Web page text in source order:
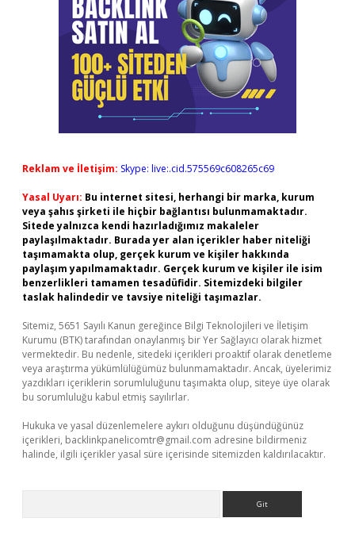
Reklam ve İletişim: Skype: live:.cid.575569c608265c69
Yasal Uyarı: Bu internet sitesi, herhangi bir marka, kurum
veya şahıs şirketi ile hiçbir bağlantısı bulunmamaktadır.
Sitede yalnızca kendi hazırladığımız makaleler
paylaşılmaktadır. Burada yer alan içerikler haber niteliği
taşımamakta olup, gerçek kurum ve kişiler hakkında
paylaşım yapılmamaktadır. Gerçek kurum ve kişiler ile isim
benzerlikleri tamamen tesadüfidir. Sitemizdeki bilgiler
taslak halindedir ve tavsiye niteliği taşımazlar.
Sitemiz, 5651 Sayılı Kanun gereğince Bilgi Teknolojileri ve İletişim
Kurumu (BTK) tarafından onaylanmış bir Yer Sağlayıcı olarak hizmet
vermektedir. Bu nedenle, sitedeki içerikleri proaktif olarak denetleme
veya araştırma yükümlülüğümüz bulunmamaktadır. Ancak, üyelerimiz
yazdıkları içeriklerin sorumluluğunu taşımakta olup, siteye üye olarak
bu sorumluluğu kabul etmiş sayılırlar.
Hukuka ve yasal düzenlemelere aykırı olduğunu düşündüğünüz
içerikleri, backlinkpanelicomtr@gmail.com adresine bildirmeniz
halinde, ilgili içerikler yasal süre içerisinde sitemizden kaldırılacaktır.